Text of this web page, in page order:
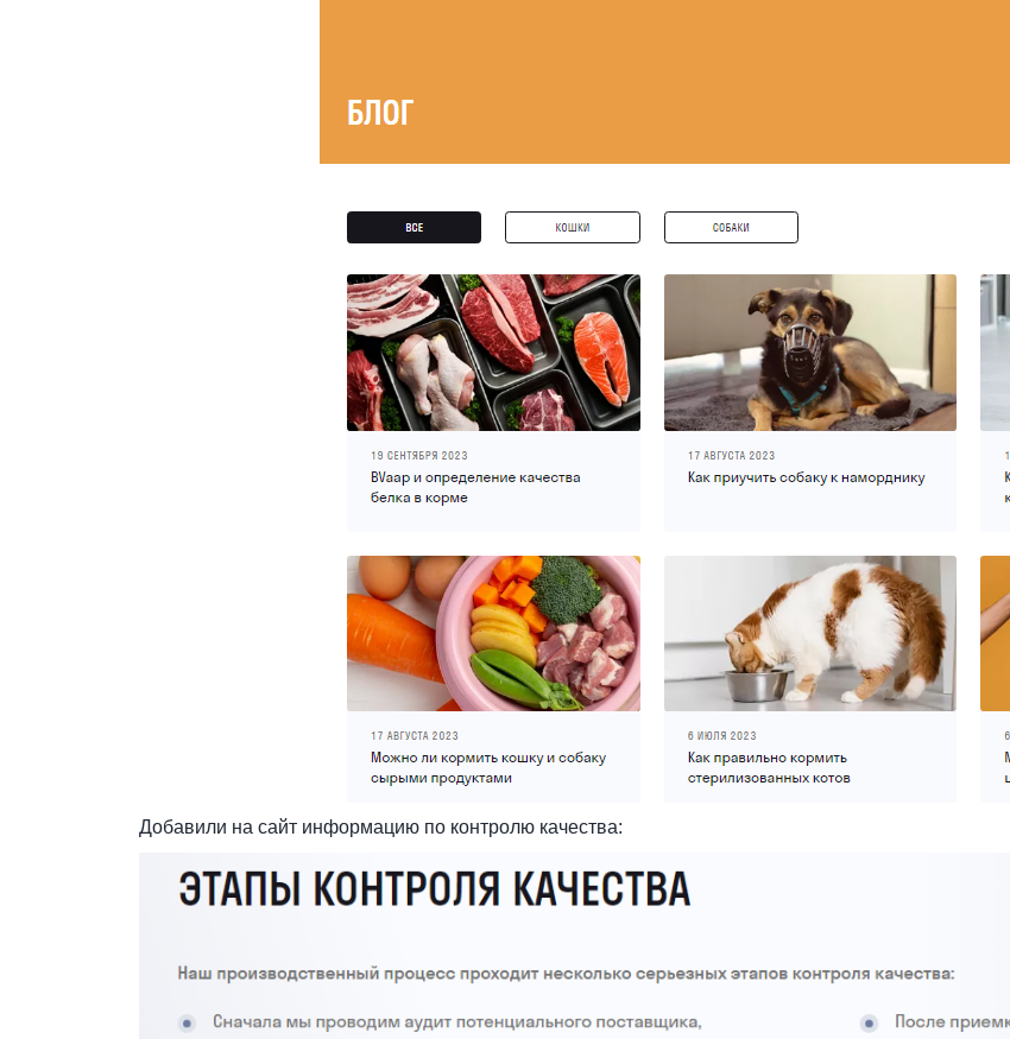
Добавили на сайт информацию по контролю качества: